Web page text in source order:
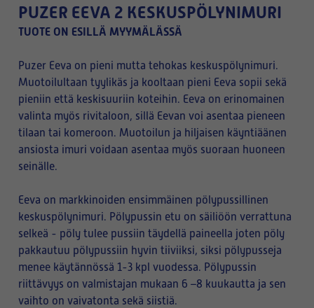
PUZER EEVA 2 KESKUSPÖLYNIMURI
TUOTE ON ESILLÄ MYYMÄLÄSSÄ
Puzer Eeva on pieni mutta tehokas keskuspölynimuri.
Muotoilultaan tyylikäs ja kooltaan pieni Eeva sopii sekä
pieniin että keskisuuriin koteihin. Eeva on erinomainen
valinta myös rivitaloon, sillä Eevan voi asentaa pieneen
tilaan tai komeroon. Muotoilun ja hiljaisen käyntiäänen
ansiosta imuri voidaan asentaa myös suoraan huoneen
seinälle.
Eeva on markkinoiden ensimmäinen pölypussillinen
keskuspölynimuri. Pölypussin etu on säiliöön verrattuna
selkeä - pöly tulee pussiin täydellä paineella joten pöly
pakkautuu pölypussiin hyvin tiiviiksi, siksi pölypusseja
menee käytännössä 1-3 kpl vuodessa. Pölypussin
riittävyys on valmistajan mukaan 6 –8 kuukautta ja sen
vaihto on vaivatonta sekä siistiä.